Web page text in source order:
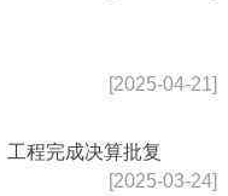
[2025-04-21]
[2025-03-24]
程完成决算批复